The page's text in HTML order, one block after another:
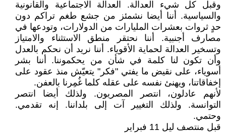
وقبل كل شيء العدالة. العدالة الاجتماعية والقانونية
والسياسية. أننا أيضا نشمئز من جشع طغم تراكم دون
حدٍ ثروات بعشرات المليارات من الدولارات، وتودعها في
مصارف أجنبية. أننا نحتقر منطق الاستثناء والامتياز
وتسخير العدالة لحماية الأقوياء. أننا نريد أن نحكم بالعدل
وأن تكون لنا كلمة في شأن من يحكموننا. أننا بشر
أسوياء، على نقيض ما يفتي "فكر" يتعيّش منذ عقود على
إخفاقاتنا، ويهنئ نفسه على عقله كلما غُمِرنا بالعفن.
لأنهم عادلون، انتصر المصريون. ولذلك أيضا انتصر
التوانسة. ولذلك التغيير آت إلى بلداننا. إنه تقدمي.
وحتمي.
قبل منتصف ليل 11 فبراير